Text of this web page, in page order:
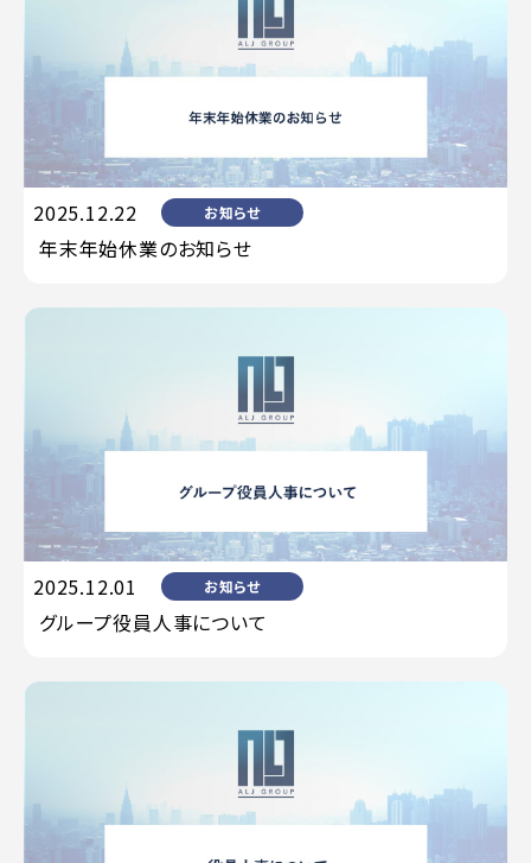
2025.12.22 お知らせ
年末年始休業のお知らせ
2025.12.01 お知らせ
グループ役員人事について